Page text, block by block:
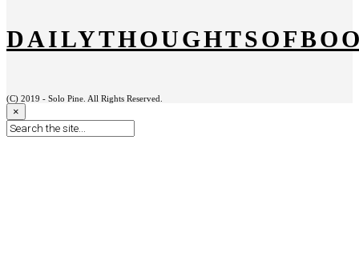
(C) 2019 - Solo Pine. All Rights Reserved.
×